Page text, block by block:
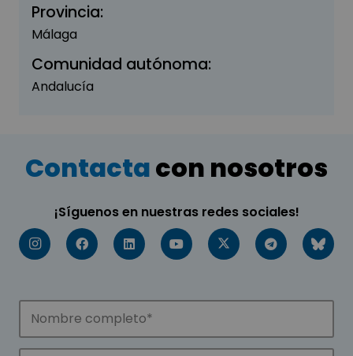
Provincia:
Málaga
Comunidad autónoma:
Andalucía
Contactacon nosotros
¡Síguenos en nuestras redes sociales!